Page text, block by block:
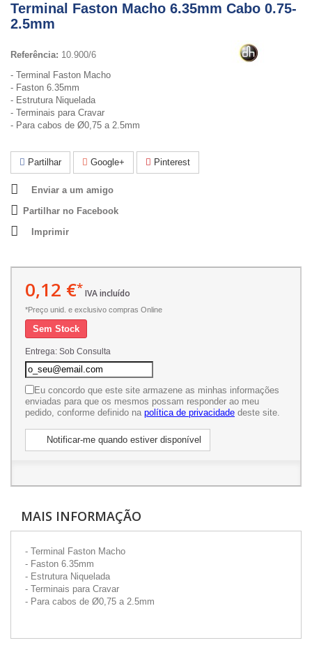
Terminal Faston Macho 6.35mm Cabo 0.75-
2.5mm
Referência: 10.900/6
- Terminal Faston Macho
- Faston 6.35mm
- Estrutura Niquelada
- Terminais para Cravar
- Para cabos de Ø0,75 a 2.5mm
Partilhar Google+ Pinterest
Enviar a um amigo
Partilhar no Facebook
Imprimir
0,12 €*IVA incluído
*Preço unid. e exclusivo compras Online
Sem Stock
Entrega: Sob Consulta
Eu concordo que este site armazene as minhas informações
enviadas para que os mesmos possam responder ao meu
pedido, conforme definido na política de privacidade deste site.
Notificar-me quando estiver disponível
MAIS INFORMAÇÃO
- Terminal Faston Macho
- Faston 6.35mm
- Estrutura Niquelada
- Terminais para Cravar
- Para cabos de Ø0,75 a 2.5mm